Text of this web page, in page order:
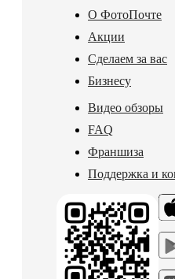
О ФотоПочте
Акции
Сделаем за вас
Бизнесу
Видео обзоры
FAQ
Франшиза
Поддержка и